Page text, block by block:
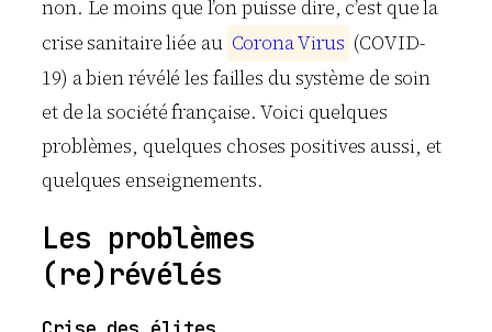
non. Le moins que l’on puisse dire, c’est que la
crise sanitaire liée au CoronaVirus (COVID-
19) a bien révélé les failles du système de soin
et de la société française. Voici quelques
problèmes, quelques choses positives aussi, et
quelques enseignements.
Les problèmes
(re)révélés